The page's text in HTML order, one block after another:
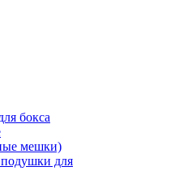
бокса
мешки)
для